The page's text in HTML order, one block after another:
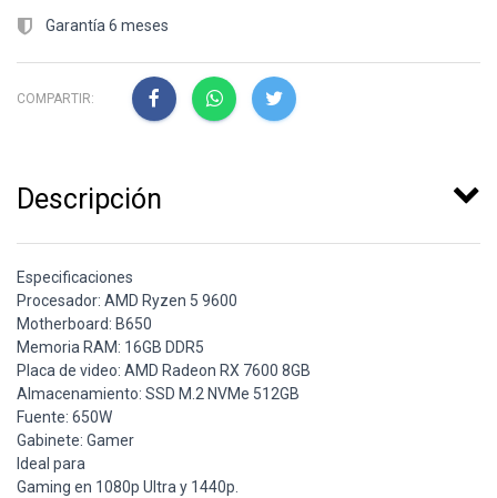
Garantía 6 meses
COMPARTIR:
Descripción
Especificaciones
Procesador: AMD Ryzen 5 9600
Motherboard: B650
Memoria RAM: 16GB DDR5
Placa de video: AMD Radeon RX 7600 8GB
Almacenamiento: SSD M.2 NVMe 512GB
Fuente: 650W
Gabinete: Gamer
Ideal para
Gaming en 1080p Ultra y 1440p.